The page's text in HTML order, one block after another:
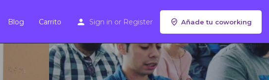
Blog Carrito Sign in or Register Añade tu coworking